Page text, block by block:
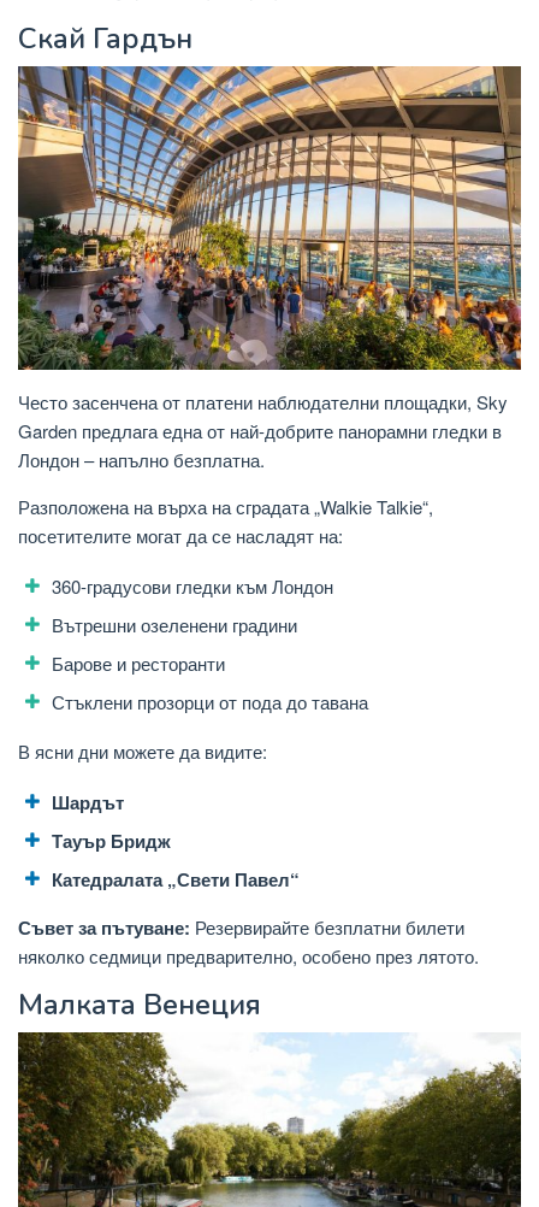
Скай Гардън
Често засенчена от платени наблюдателни площадки, Sky
Garden предлага една от най-добрите панорамни гледки в
Лондон – напълно безплатна.
Разположена на върха на сградата „Walkie Talkie“,
посетителите могат да се насладят на:
360-градусови гледки към Лондон
Вътрешни озеленени градини
Барове и ресторанти
Стъклени прозорци от пода до тавана
В ясни дни можете да видите:
Шардът
Тауър Бридж
Катедралата „Свети Павел“
Съвет за пътуване: Резервирайте безплатни билети
няколко седмици предварително, особено през лятото.
Малката Венеция